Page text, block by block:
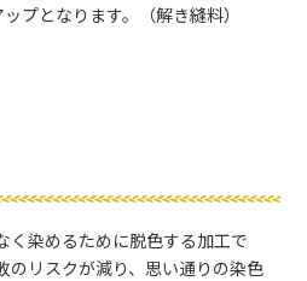
プとなります。（解き縫料）
く染めるために脱色する加工で
のリスクが減り、思い通りの染色